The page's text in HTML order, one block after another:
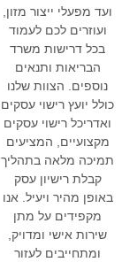
ועד מפעלי ייצור מזון,
ועוזרים לכם לעמוד
בכל דרישות משרד
הבריאות ותנאים
נוספים. הצוות שלנו
כולל יועץ רישוי עסקים
ואדריכל רישוי עסקים
מקצועיים, המציעים
תמיכה מלאה בתהליך
קבלת רישיון עסק
באופן מהיר ויעיל. אנו
מקפידים על מתן
שירות אישי ומדויק,
ומתחייבים לעזור